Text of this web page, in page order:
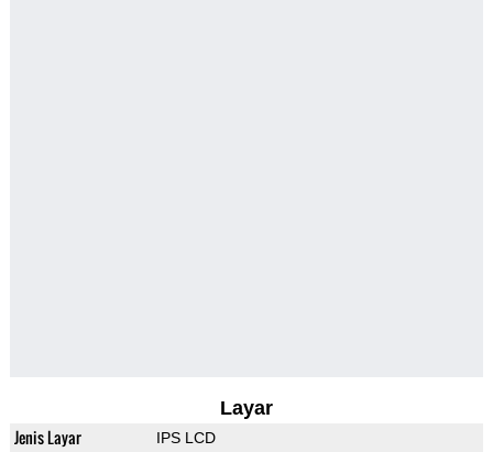
Layar
Jenis Layar IPS LCD